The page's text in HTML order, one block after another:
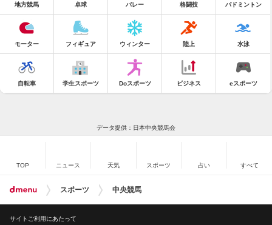
地方競馬 卓球 バレー 格闘技 バドミントン
モーター フィギュア ウィンター 陸上 水泳
自転車 学生スポーツ Doスポーツ ビジネス eスポーツ
データ提供：日本中央競馬会
TOP ニュース 天気 スポーツ 占い すべて
スポーツ 中央競馬
サイトご利用にあたって